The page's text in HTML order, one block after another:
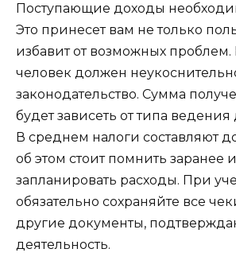
Поступающие доходы
Это принесет вам не только
избавит от возможных
человек должен
законодательство. Сумма
будет зависеть от типа ведения
В среднем налоги составляют
об этом стоит помнить заранее и
запланировать расходы. При
обязательно сохраняйте все
другие документы,
деятельность.